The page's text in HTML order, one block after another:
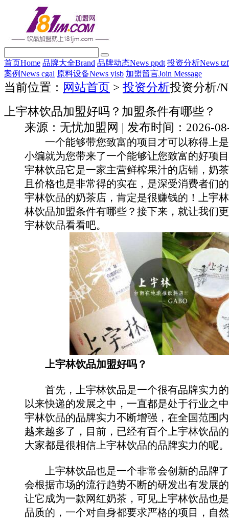
首页Home 品牌大全Brand 品牌动态News ppdt 投资分析News
案例News cgal 原料设备News ylsb 加盟留言Join Message
当前位置： 网站首页 > 投资分析投资分析/
上宇林饮品加盟好吗？加盟条件有哪些？
来源：无忧加盟网 | 发布时间：2026-
一个能够带您致富的项目才可以称得上是
小编就为您带来了一个能够让您致富的好
宇林饮品它是一家主营鲜榨果汁的店铺，奶
且价格也是非常得的实在，是深受消费者们
宇林饮品的奶茶店，肯定是很赚钱的！上宇
林饮品加盟条件有哪些？接下来，就让我们
宇林饮品看看吧。
上宇林饮品加盟好吗？
首先，上宇林饮品是一个很有品牌实力的
以来快递的发展之中，一直都是处于行业之
宇林饮品的品牌实力不断增强，在全国范围
越来越多了，目前，已经有百个上宇林饮品
大家都是很相信上宇林饮品的品牌实力的呢。
上宇林饮品也是一个非常会创新的品牌了
会根据市场的流行趋势不断的研发出有发展
让它成为一款网红奶茶，可见上宇林饮品也
品质的，一个对自身都要求严格的项目，自